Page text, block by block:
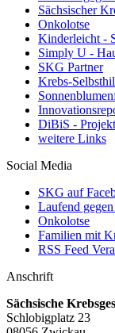
Sächsischer
Onkolotse
Kinderleicht -
Simply U -
SKG Partner
Krebs-
DiBiS - Projekt
weitere Links
Social Media
SKG auf
Laufend
Onkolotse
Familien mit
RSS Feed
Anschrift
Sächsische
Schlobigplatz 23